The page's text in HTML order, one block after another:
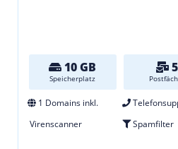
10 GB
Speicherplatz
5
1 Domains inkl.
Virenscanner
Spamfilter